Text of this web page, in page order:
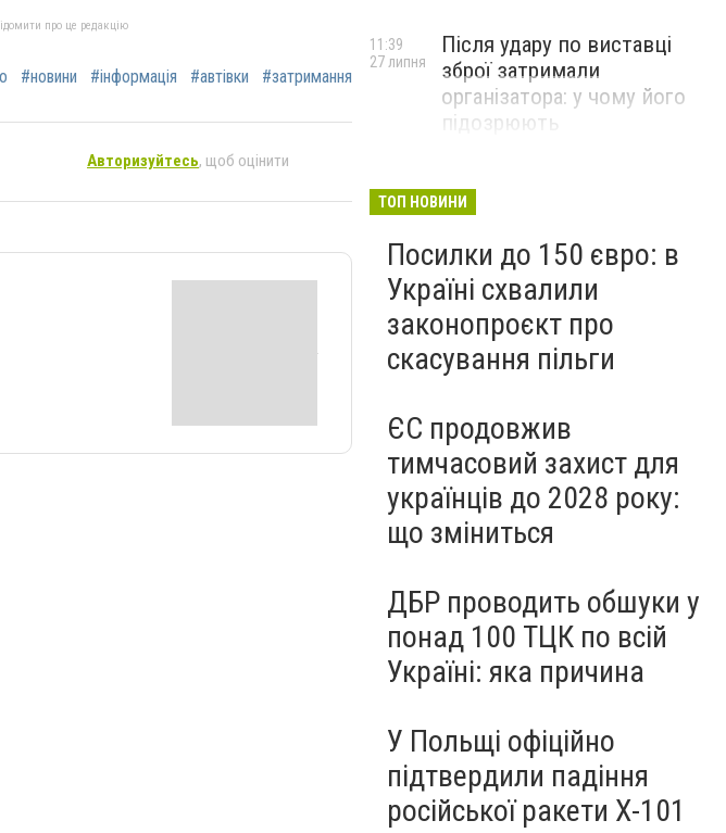
про це редакцію
#новини #інформація #автівки #затримання
Авторизуйтесь, щоб оцінити
Після удару по виставці
зброї затримали
організатора: у чому його
підозрюють
11:39
27 липня
ТОП НОВИНИ
Посилки до 150 євро: в
Україні схвалили
законопроєкт про
скасування пільги
ЄС продовжив
тимчасовий захист для
українців до 2028 року:
що зміниться
ДБР проводить обшуки у
понад 100 ТЦК по всій
Україні: яка причина
У Польщі офіційно
підтвердили падіння
російської ракети Х-101